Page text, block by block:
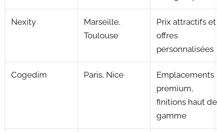
Nexity
Marseille,
Toulouse
Prix attractifs et
offres
personnalisées
Cogedim Paris, Nice
Emplacements
premium,
finitions haut de
gamme